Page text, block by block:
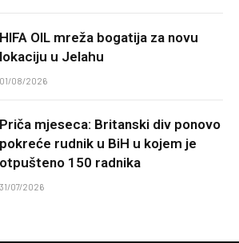
HIFA OIL mreža bogatija za novu
lokaciju u Jelahu
01/08/2026
Priča mjeseca: Britanski div ponovo
pokreće rudnik u BiH u kojem je
otpušteno 150 radnika
31/07/2026